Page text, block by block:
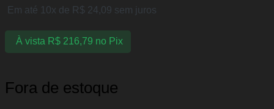
Em até 10x de R$ 24,09 sem juros
À vista R$216,79 no Pix
Fora de estoque